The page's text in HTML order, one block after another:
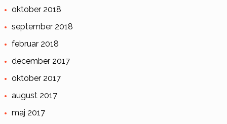
oktober 2018
september 2018
februar 2018
december 2017
oktober 2017
august 2017
maj 2017